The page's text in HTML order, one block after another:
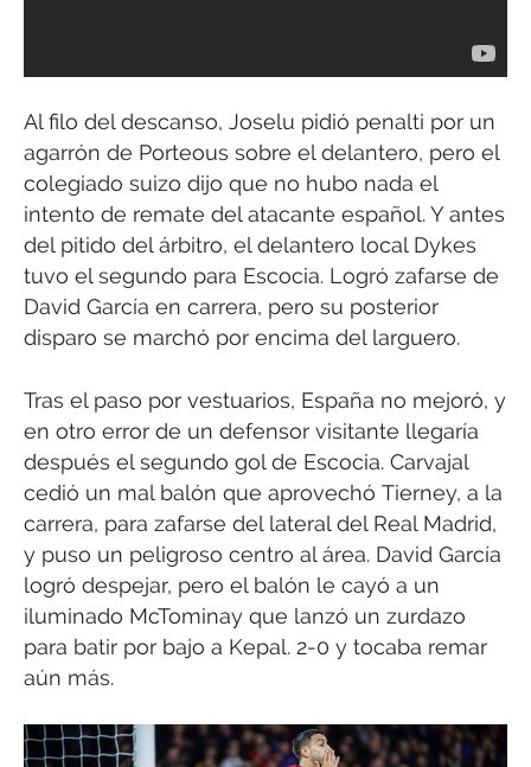
Al filo del descanso, Joselu pidió penalti por un
agarrón de Porteous sobre el delantero, pero el
colegiado suizo dijo que no hubo nada el
intento de remate del atacante español. Y antes
del pitido del árbitro, el delantero local Dykes
tuvo el segundo para Escocia. Logró zafarse de
David García en carrera, pero su posterior
disparo se marchó por encima del larguero.
Tras el paso por vestuarios, España no mejoró, y
en otro error de un defensor visitante llegaría
después el segundo gol de Escocia. Carvajal
cedió un mal balón que aprovechó Tierney, a la
carrera, para zafarse del lateral del Real Madrid,
y puso un peligroso centro al área. David García
logró despejar, pero el balón le cayó a un
iluminado McTominay que lanzó un zurdazo
para batir por bajo a Kepal. 2-0 y tocaba remar
aún más.